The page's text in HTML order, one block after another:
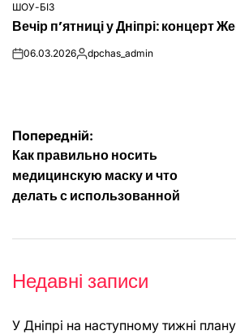
ОПУБЛІКУВАТИ
У
ШОУ-БІЗ
Вечір п’ятниці у Дніпрі: концерт
on06.03.2026Опубліковано
dpchas_admin
Навігація
записів
Попередній:
Как правильно носить
медицинскую маску и что
делать с использованной
Недавні записи
У Дніпрі на наступному тижні